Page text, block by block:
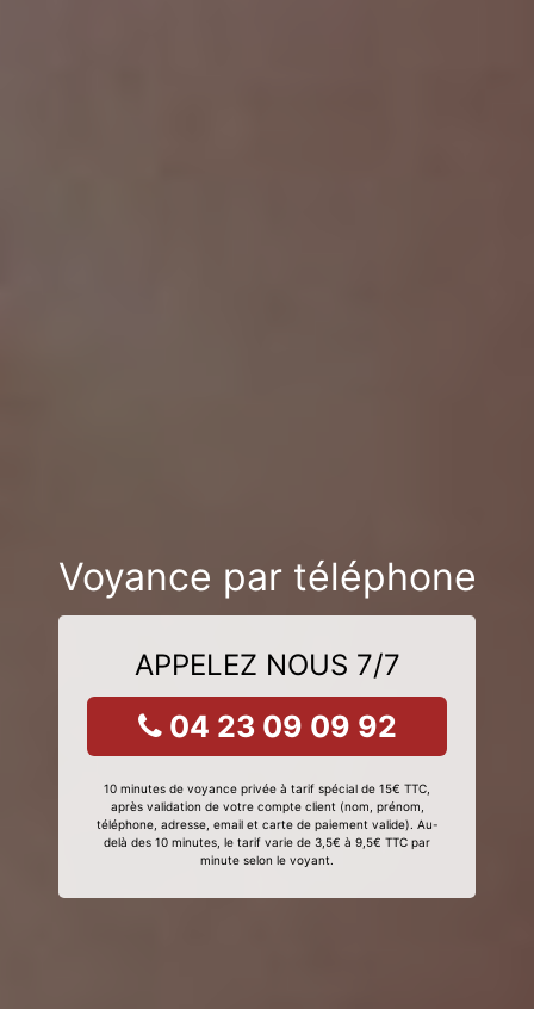
Voyance par téléphone
APPELEZ NOUS 7/7
04 23 09 09 92
10 minutes de voyance privée à tarif spécial de 15€ TTC,
après validation de votre compte client (nom, prénom,
téléphone, adresse, email et carte de paiement valide). Au-
delà des 10 minutes, le tarif varie de 3,5€ à 9,5€ TTC par
minute selon le voyant.